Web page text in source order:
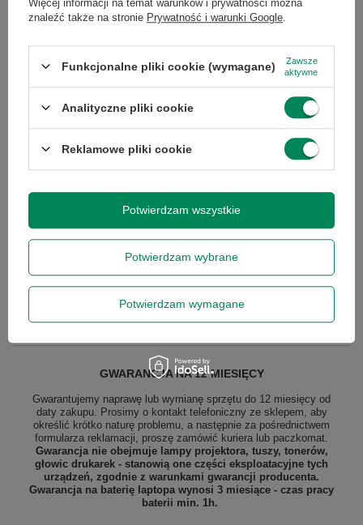
Specyfikacja Skontaktuj się z nami
Stan Używany
Symbol 0000005737
Stan
opakowania
zastępcze
dysku
1024
Podmiot odpowiedzialny|Informacje o bezpieczeństwie
GWARANCJA NA 12 MIESIĘCY
Gwarantujemy naprawę lub wymianę sprzętu do 12 miesięcy od
daty zakupu. Prosimy o kontakt telefoniczny ze sklepem, aby
określić krótko naturę problemu, a następnie za pośrednictwem
formularza reklamacji, proszę zamówić kuriera lub paczkomat.
Gwarancja nie obejmuje lampy projektora, tuszy, tonerów,
głowic drukarek - stanowią one części eksploatacyjne tych
urządzeń, zgodnie z warunkami gwarancji producenta.
Gwarancja na baterię laptopa wynosi 3 miesiące - czas pracy
baterii min. 1h.
Więcej informacji na temat warunków i prywatności można
znaleźć także na stronie Prywatność i warunki Google
Funkcjonalne pliki cookie (wymagane)
Zawsze
aktywne
Analityczne pliki cookie
Reklamowe pliki cookie
Potwierdzam wybrane
Potwierdzam wymagane
Potwierdzam wszystkie